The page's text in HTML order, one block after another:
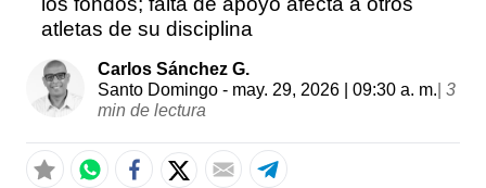
atletas de su disciplina
Carlos Sánchez G.
Santo Domingo - may. 29, 2026 | 09:30 a. m. 3
min de lectura